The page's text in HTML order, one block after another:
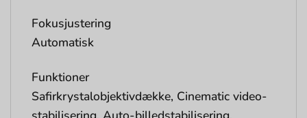
Fokusjustering
Automatisk
Funktioner
Safirkrystalobjektivdække, Cinematic video-